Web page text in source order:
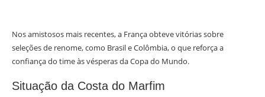
Nos amistosos mais recentes, a França obteve vitórias sobre
seleções de renome, como Brasil e Colômbia, o que reforça a
confiança do time às vésperas da Copa do Mundo.
Situação da Costa do Marfim